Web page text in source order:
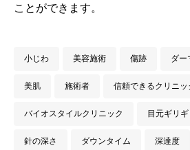
ことができます。
小じわ 美容施術 傷跡 ダー
美肌 施術者 信頼できるクリニッ
バイオスタイルクリニック 目元ギリギ
針の深さ ダウンタイム 深達度